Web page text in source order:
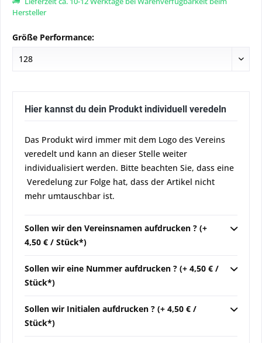
Hersteller
Größe Performance:
Hier kannst du dein Produkt individuell veredeln
Das Produkt wird immer mit dem Logo des Vereins
veredelt und kann an dieser Stelle weiter
individualisiert werden. Bitte beachten Sie, dass eine
Veredelung zur Folge hat, dass der Artikel nicht
mehr umtauschbar ist.
Sollen wir den Vereinsnamen aufdrucken ? (+
4,50 € / Stück*)
Sollen wir eine Nummer aufdrucken ? (+ 4,50 € /
Stück*)
Sollen wir Initialen aufdrucken ? (+ 4,50 € /
Stück*)